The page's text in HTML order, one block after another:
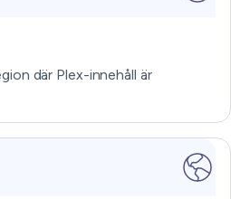
där Plex-innehåll är